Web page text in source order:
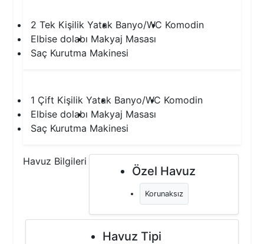
2 Tek Kişilik Yatak Banyo/WC Komodin
Elbise dolabı Makyaj Masası
Saç Kurutma Makinesi
1 Çift Kişilik Yatak Banyo/WC Komodin
Elbise dolabı Makyaj Masası
Saç Kurutma Makinesi
Havuz Bilgileri
Özel Havuz
Korunaksız
Havuz Tipi